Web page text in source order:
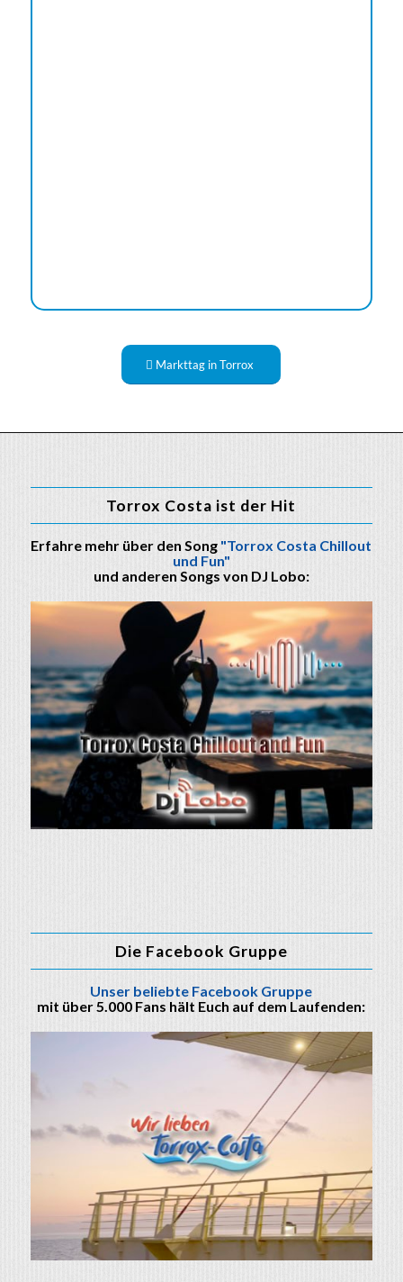
Markttag in Torrox
Torrox Costa ist der Hit
Erfahre mehr über den Song "Torrox Costa Chillout
und Fun"
und anderen Songs von DJ Lobo:
Die Facebook Gruppe
Unser beliebte Facebook Gruppe
mit über 5.000 Fans hält Euch auf dem Laufenden: